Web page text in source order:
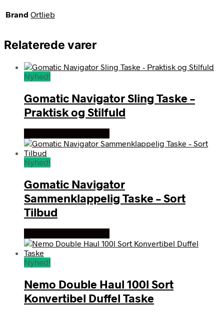
Brand Ortlieb
Relaterede varer
Nyhed!
Gomatic Navigator Sling Taske –
Praktisk og Stilfuld
Nyhed!
Gomatic Navigator
Sammenklappelig Taske – Sort
Tilbud
Nyhed!
Nemo Double Haul 100l Sort
Konvertibel Duffel Taske